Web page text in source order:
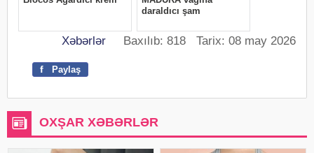
Xəbərlər Baxılıb: 818 Tarix: 08 may 2026
f Paylaş
OXŞAR XƏBƏRLƏR